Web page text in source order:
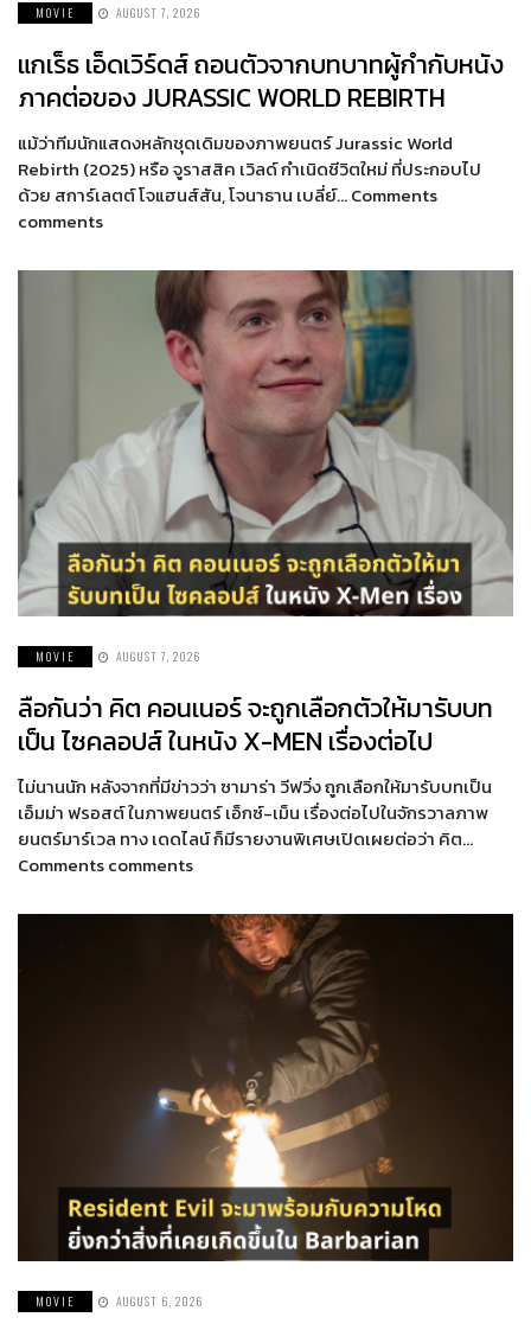
MOVIE AUGUST 7, 2026
แกเร็ธ เอ็ดเวิร์ดส์ ถอนตัวจากบทบาทผู้กำกับหนัง
ภาคต่อของ JURASSIC WORLD REBIRTH
แม้ว่าทีมนักแสดงหลักชุดเดิมของภาพยนตร์ Jurassic World
Rebirth (2025) หรือ จูราสสิค เวิลด์ กำเนิดชีวิตใหม่ ที่ประกอบไป
ด้วย สการ์เลตต์ โจแฮนส์สัน, โจนาธาน เบลี่ย์… Comments
comments
MOVIE AUGUST 7, 2026
ลือกันว่า คิต คอนเนอร์ จะถูกเลือกตัวให้มารับบท
เป็น ไซคลอปส์ ในหนัง X-MEN เรื่องต่อไป
ไม่นานนัก หลังจากที่มีข่าวว่า ซามาร่า วีฟวิ่ง ถูกเลือกให้มารับบทเป็น
เอ็มม่า ฟรอสต์ ในภาพยนตร์ เอ็กซ์-เม็น เรื่องต่อไปในจักรวาลภาพ
ยนตร์มาร์เวล ทาง เดดไลน์ ก็มีรายงานพิเศษเปิดเผยต่อว่า คิต…
Comments comments
MOVIE AUGUST 6, 2026